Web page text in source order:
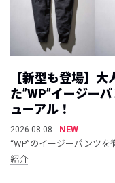
【新型も登場】大
た”WP”イージー
ューアル！
2026.08.08
NEW
“WP”のイージーパンツを
紹介